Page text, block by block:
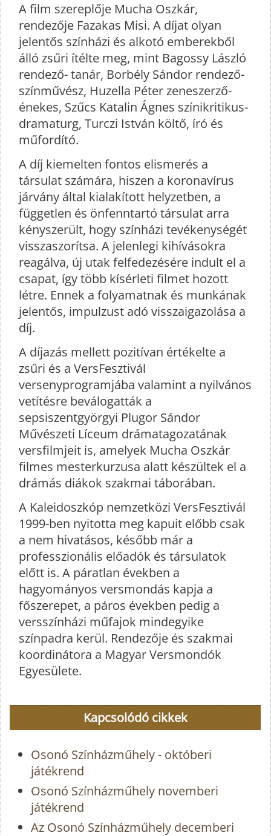
A film szereplője Mucha Oszkár,
rendezője Fazakas Misi. A díjat olyan
jelentős színházi és alkotó emberekből
álló zsűri ítélte meg, mint Bagossy László
rendező- tanár, Borbély Sándor rendező-
színművész, Huzella Péter zeneszerző-
énekes, Szűcs Katalin Ágnes színikritikus-
dramaturg, Turczi István költő, író és
műfordító.
A díj kiemelten fontos elismerés a
társulat számára, hiszen a koronavírus
járvány által kialakított helyzetben, a
független és önfenntartó társulat arra
kényszerült, hogy színházi tevékenységét
visszaszorítsa. A jelenlegi kihívásokra
reagálva, új utak felfedezésére indult el a
csapat, így több kísérleti filmet hozott
létre. Ennek a folyamatnak és munkának
jelentős, impulzust adó visszaigazolása a
díj.
A díjazás mellett pozitívan értékelte a
zsűri és a VersFesztivál
versenyprogramjába valamint a nyilvános
vetítésre beválogatták a
sepsiszentgyörgyi Plugor Sándor
Művészeti Líceum drámatagozatának
versfilmjeit is, amelyek Mucha Oszkár
filmes mesterkurzusa alatt készültek el a
drámás diákok szakmai táborában.
A Kaleidoszkóp nemzetközi VersFesztivál
1999-ben nyitotta meg kapuit előbb csak
a nem hivatásos, később már a
professzionális előadók és társulatok
előtt is. A páratlan években a
hagyományos versmondás kapja a
főszerepet, a páros években pedig a
versszínházi műfajok mindegyike
színpadra kerül. Rendezője és szakmai
koordinátora a Magyar Versmondók
Egyesülete.
Kapcsolódó cikkek
Osonó Színházműhely - októberi
játékrend
Osonó Színházműhely novemberi
játékrend
Az Osonó Színházműhely decemberi